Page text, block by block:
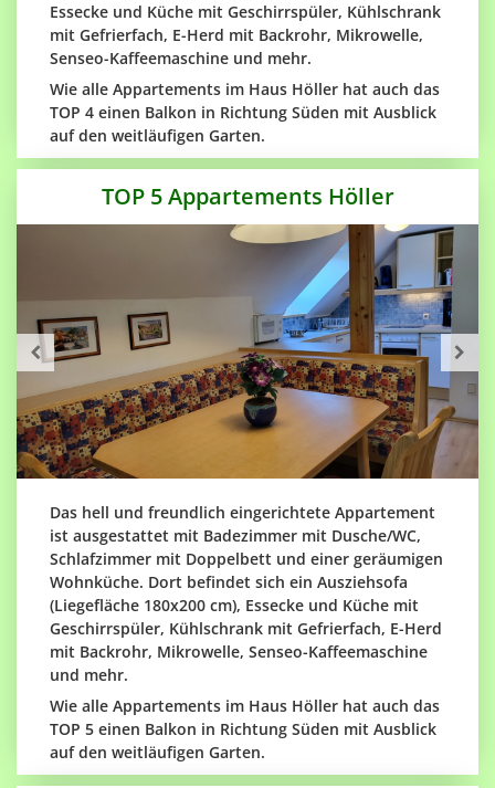
Essecke und Küche mit Geschirrspüler, Kühlschrank
mit Gefrierfach, E-Herd mit Backrohr, Mikrowelle,
Senseo-Kaffeemaschine und mehr.
Wie alle Appartements im Haus Höller hat auch das
TOP 4 einen Balkon in Richtung Süden mit Ausblick
auf den weitläufigen Garten.
TOP 5 Appartements Höller
Das hell und freundlich eingerichtete Appartement
ist ausgestattet mit Badezimmer mit Dusche/WC,
Schlafzimmer mit Doppelbett und einer geräumigen
Wohnküche. Dort befindet sich ein Ausziehsofa
(Liegefläche 180x200 cm), Essecke und Küche mit
Geschirrspüler, Kühlschrank mit Gefrierfach, E-Herd
mit Backrohr, Mikrowelle, Senseo-Kaffeemaschine
und mehr.
Wie alle Appartements im Haus Höller hat auch das
TOP 5 einen Balkon in Richtung Süden mit Ausblick
auf den weitläufigen Garten.